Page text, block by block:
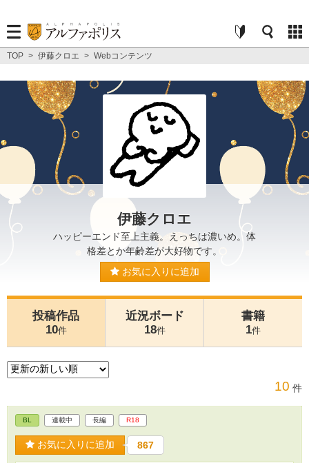
TOP > 伊藤クロエ > Webコンテンツ
伊藤クロエ
ハッピーエンド至上主義。えっちは濃いめ。体
格差とか年齢差が大好物です。
お気に入りに追加
投稿作品
10件
近況ボード
18件
書籍
1件
10 件
BL 連載中 長編 R18
お気に入りに追加 867